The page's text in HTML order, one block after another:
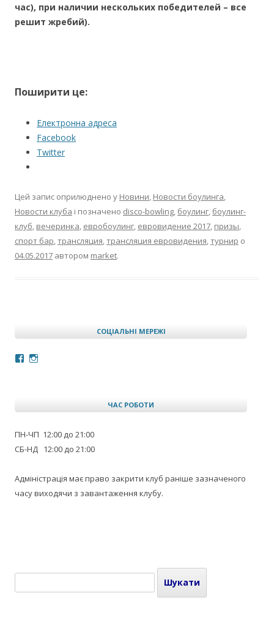
час), при наличии нескольких победителей – все
решит жребий).
Поширити це:
Електронна адреса
Facebook
Twitter
Цей запис оприлюднено у Новини, Новости боулинга,
Новости клуба і позначено disco-bowling, боулинг, боулинг-
клуб, вечеринка, евробоулинг, евровидение 2017, призы,
спорт бар,трансляция,трансляция евровидения,турнир о
04.05.2017 автором market.
СОЦІАЛЬНІ МЕРЕЖІ
Facebook
Instagram
ЧАС РОБОТИ
ПН-ЧП 12:00 до 21:00
СБ-НД 12:00 до 21:00
Адміністрація має право закрити клуб раніше зазначеного
часу виходячи з завантаження клубу.
Пошук: